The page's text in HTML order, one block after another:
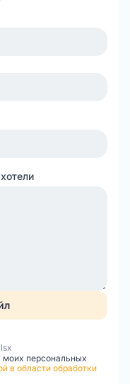
моих персональных
в области обработки